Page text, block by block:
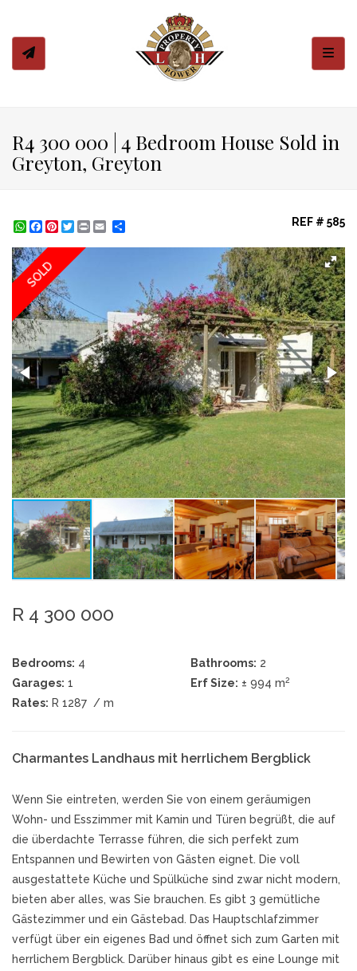
R4 300 000 | 4 Bedroom House Sold in
Greyton, Greyton
WhatsApp
Facebook
Pinterest
Twitter
Print REF # 585
SOLD
R 4 300 000
Bedrooms: 4 Bathrooms: 2
Garages: 1 Erf Size: ± 994 m2
Rates: R 1287 / m
Charmantes Landhaus mit herrlichem Bergblick
Wenn Sie eintreten, werden Sie von einem geräumigen
Wohn- und Esszimmer mit Kamin und Türen begrüßt, die auf
die überdachte Terrasse führen, die sich perfekt zum
Entspannen und Bewirten von Gästen eignet. Die voll
ausgestattete Küche und Spülküche sind zwar nicht modern,
bieten aber alles, was Sie brauchen. Es gibt 3 gemütliche
Gästezimmer und ein Gästebad. Das Hauptschlafzimmer
verfügt über ein eigenes Bad und öffnet sich zum Garten mit
herrlichem Bergblick. Darüber hinaus gibt es eine Lounge mit